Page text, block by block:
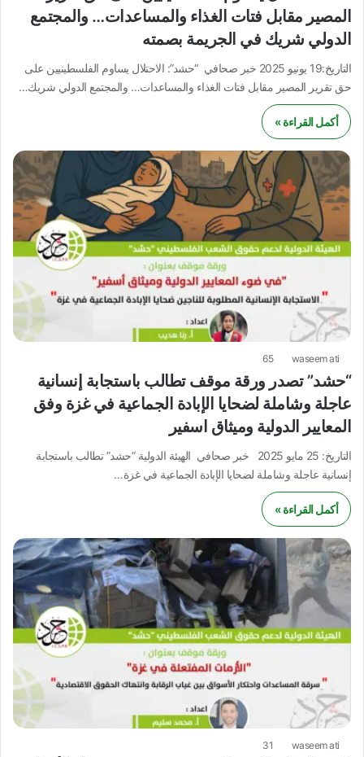
المصير مقابل فتات الغذاء والمساعدات… والمجتمع
الدولي شريك في الجريمة بصمته
التاريخ:19 يونيو 2025 خبر صحافي “حشد”: الاحتلال يساوم الفلسطينيين على
حق تقرير المصير مقابل فتات الغذاء والمساعدات… والمجتمع الدولي شريك…
أكمل القراءة »
waseem ati
65
“حشد” تصدر ورقة موقف تطالب باستجابة إنسانية
عاجلة وشاملة لضحايا الإبادة الجماعية في غزة وفق
المعايير الدولية وميثاق اسفير
التاريخ: 25 مايو 2025 خبر صحافي الهيئة الدولية “حشد” تطالب باستجابة
إنسانية عاجلة وشاملة لضحايا الإبادة الجماعية في غزة…
أكمل القراءة »
waseem ati
31